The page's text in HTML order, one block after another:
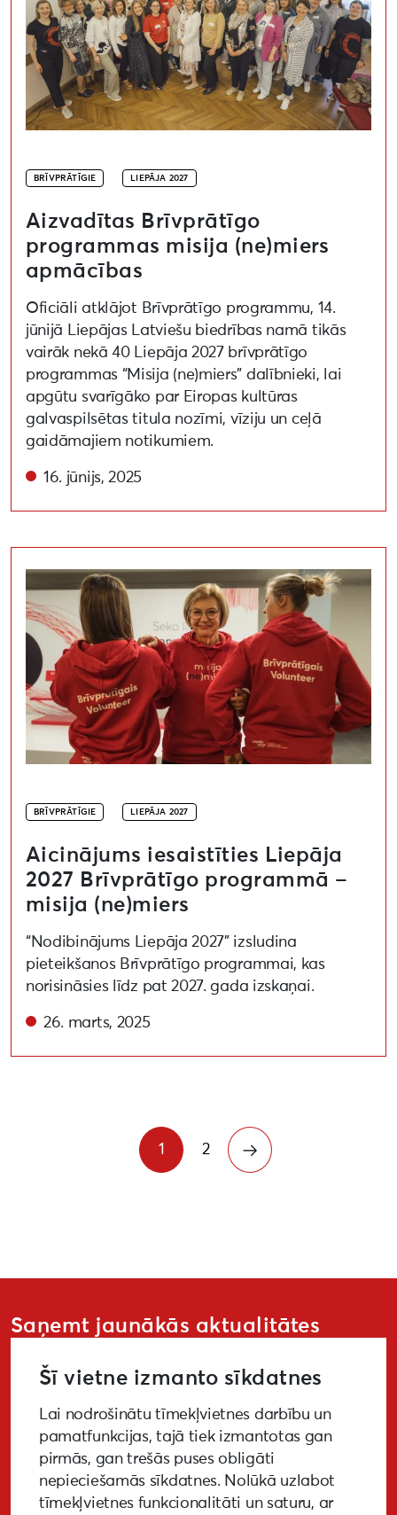
BRĪVPRĀTĪGIE LIEPĀJA 2027
Aizvadītas Brīvprātīgo
programmas misija (ne)miers
apmācības
Oficiāli atklājot Brīvprātīgo programmu, 14.
jūnijā Liepājas Latviešu biedrības namā tikās
vairāk nekā 40 Liepāja 2027 brīvprātīgo
programmas “Misija (ne)miers” dalībnieki, lai
apgūtu svarīgāko par Eiropas kultūras
galvaspilsētas titula nozīmi, vīziju un ceļā
gaidāmajiem notikumiem.
16. jūnijs, 2025
BRĪVPRĀTĪGIE LIEPĀJA 2027
Aicinājums iesaistīties Liepāja
2027 Brīvprātīgo programmā –
misija (ne)miers
“Nodibinājums Liepāja 2027” izsludina
pieteikšanos Brīvprātīgo programmai, kas
norisināsies līdz pat 2027. gada izskaņai.
26. marts, 2025
1 2
Saņemt jaunākās aktualitātes
PIETEIKTIES
Šī vietne izmanto sīkdatnes
Lai nodrošinātu tīmekļvietnes darbību un
pamatfunkcijas, tajā tiek izmantotas gan
pirmās, gan trešās puses obligāti
nepieciešamās sīkdatnes. Nolūkā uzlabot
tīmekļvietnes funkcionalitāti un saturu, ar